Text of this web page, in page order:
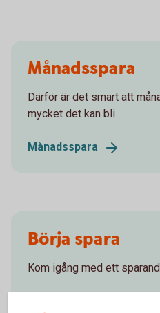
Månadsspara
Därför är det smart att
mycket det kan bli
Månadsspara
Börja spara
Kom igång med ett